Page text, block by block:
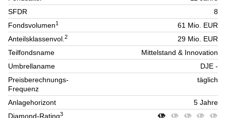
SFDR
8
Fondsvolumen1
61 Mio. EUR
Anteilsklassenvol.2
29 Mio. EUR
Teilfondsname
Mittelstand & Innovation
Umbrellaname
DJE -
Preisberechnungs-
Frequenz
täglich
Anlagehorizont
5 Jahre
Diamond-Rating3